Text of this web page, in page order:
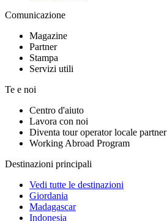
Comunicazione
Magazine
Partner
Stampa
Servizi utili
Te e noi
Centro d'aiuto
Lavora con noi
Diventa tour operator locale partner
Working Abroad Program
Destinazioni principali
Vedi tutte le destinazioni
Giordania
Madagascar
Indonesia